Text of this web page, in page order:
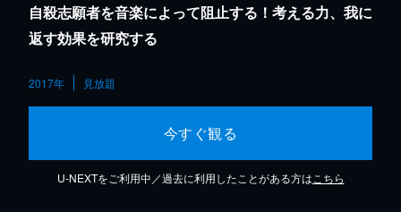
自殺志願者を音楽によって阻止する！考える力、我に
返す効果を研究する
2017年 見放題
今すぐ観る
U-NEXTをご利用中／過去に利用したことがある方は こちら